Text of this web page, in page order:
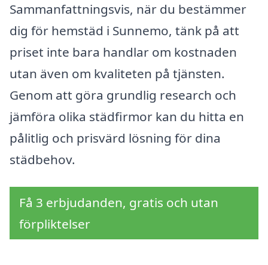
Sammanfattningsvis, när du bestämmer
dig för hemstäd i Sunnemo, tänk på att
priset inte bara handlar om kostnaden
utan även om kvaliteten på tjänsten.
Genom att göra grundlig research och
jämföra olika städfirmor kan du hitta en
pålitlig och prisvärd lösning för dina
städbehov.
Få 3 erbjudanden, gratis och utan
förpliktelser